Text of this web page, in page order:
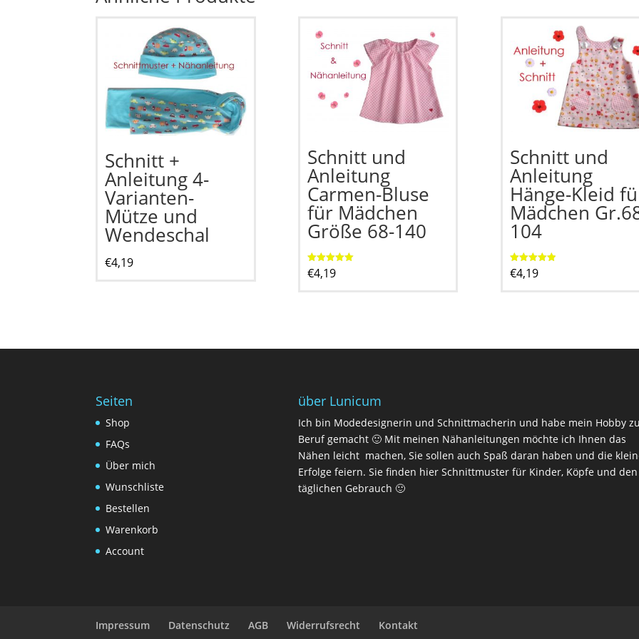
Schnitt +
Anleitung 4-
Varianten-
Mütze und
Wendeschal
€4,19
Schnitt und
Anleitung
Carmen-Bluse
für Mädchen
Größe 68-140
Bewertet mit
5.00
€4,19
Schnitt und
Anleitung
Hänge-Kleid
Mädchen
104
Bewertet mit
5.00
€4,19
Seiten
Shop
FAQs
Über mich
Wunschliste
Bestellen
Warenkorb
Account
über Lunicum
Ich bin Modedesignerin und Schnittmacherin und habe mein Hobby
Beruf gemacht 🙂 Mit meinen Nähanleitungen möchte ich Ihnen das
Nähen leicht machen, Sie sollen auch Spaß daran haben und die
Erfolge feiern. Sie finden hier Schnittmuster für Kinder, Köpfe und den
täglichen Gebrauch 🙂
Impressum Datenschutz AGB Widerrufsrecht Kontakt